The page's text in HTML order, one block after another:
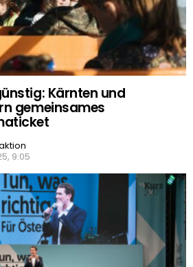
Kärnten und
gemeinsames
9:05